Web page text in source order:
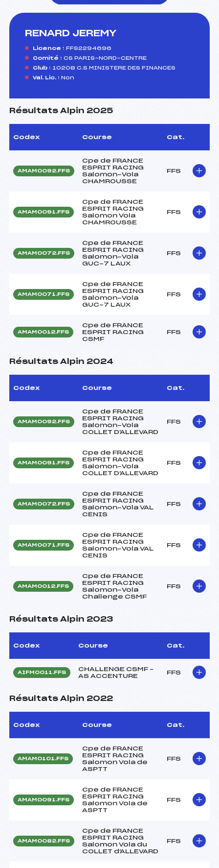
RENARD JEREMY
Licence : FFS2294696
Comité : CS PARIS-NORD-CENTRE
Club : 10208 C.S MINISTERE DES FINANCES
Val. Lic. : Non
Résultats Alpin 2025
Codex Course Cat.
AMAM0092.FFS
Cpe de FRANCE
ESPRIT RACING
Salomon-Vola
CHAMROUSSE
FFS
AMAM0091.FFS
Cpe de FRANCE
ESPRIT RACING
Salomon Vola
CHAMROUSSE
FFS
AMAM0072.FFS
Cpe de FRANCE
ESPRIT RACING
Salomon-Vola
GUC-7 LAUX
FFS
AMAM0071.FFS
Cpe de FRANCE
ESPRIT RACING
Salomon-Vola
GUC-7 LAUX
FFS
AMAM0012.FFS
Cpe de FRANCE
ESPRIT RACING
CSMF
FFS
Résultats Alpin 2024
Codex Course Cat.
AMAM0092.FFS
Cpe de FRANCE
ESPRIT RACING
Salomon-Vola
COLLET D'ALLEVARD
FFS
AMAM0091.FFS
Cpe de FRANCE
ESPRIT RACING
Salomon-Vola
COLLET D'ALLEVARD
FFS
AMAM0072.FFS
Cpe de FRANCE
ESPRIT RACING
Salomon-Vola VAL
CENIS
FFS
AMAM0071.FFS
Cpe de FRANCE
ESPRIT RACING
Salomon-Vola VAL
CENIS
FFS
AMAM0012.FFS
Cpe de FRANCE
ESPRIT RACING
Salomon-Vola
Challenge CSMF
FFS
Résultats Alpin 2023
Codex Course Cat.
AIFM0011.FFS
CHALLENGE CSMF –
AS ACCENTURE
FFS
Résultats Alpin 2022
Codex Course Cat.
AMAM0101.FFS
Cpe de FRANCE
ESPRIT RACING
Salomon Vola de
ASPTT
FFS
AMAM0091.FFS
Cpe de FRANCE
ESPRIT RACING
Salomon Vola de
ASPTT
FFS
AMAM0082.FFS
Cpe de FRANCE
ESPRIT RACING
Salomon Vola du
COLLET d'ALLEVARD
FFS